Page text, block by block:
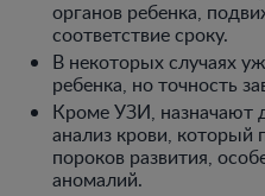
органов ребенка,
соответствие сроку.
В некоторых случаях
ребенка, но точность
Кроме УЗИ, назначают
анализ крови, который
пороков развития,
аномалий.